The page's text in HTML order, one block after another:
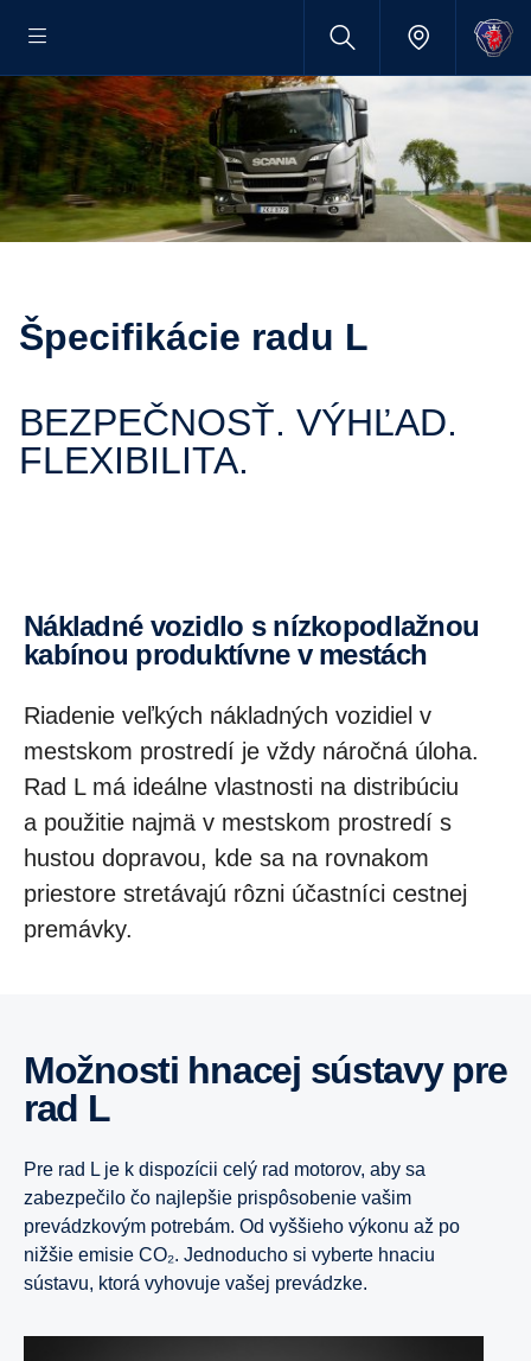
Špecifikácie radu L
BEZPEČNOSŤ. VÝHĽAD.
FLEXIBILITA.
Nákladné vozidlo s nízkopodlažnou
kabínou produktívne v mestách
Riadenie veľkých nákladných vozidiel v
mestskom prostredí je vždy náročná úloha.
Rad L má ideálne vlastnosti na distribúciu
a použitie najmä v mestskom prostredí s
hustou dopravou, kde sa na rovnakom
priestore stretávajú rôzni účastníci cestnej
premávky.
Možnosti hnacej sústavy pre
rad L
Pre rad L je k dispozícii celý rad motorov, aby sa
zabezpečilo čo najlepšie prispôsobenie vašim
prevádzkovým potrebám. Od vyššieho výkonu až po
nižšie emisie CO₂. Jednoducho si vyberte hnaciu
sústavu, ktorá vyhovuje vašej prevádzke.